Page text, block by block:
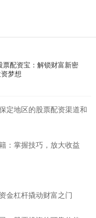
票配资宝：解锁财富新密
梦想
定地区的股票配资渠道和
：掌握技巧，放大收益
金杠杆撬动财富之门